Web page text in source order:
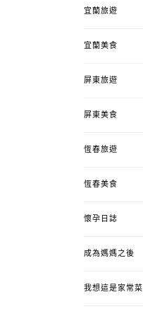
宜蘭旅遊
宜蘭美食
屏東旅遊
屏東美食
恆春旅遊
恆春美食
懷孕日誌
成為媽媽之後
我想這是家常菜